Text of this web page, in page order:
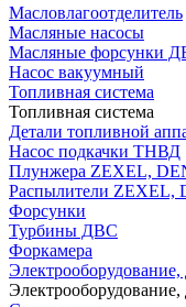
Масловлагоотделитель
Масляные насосы
Масляные форсунки
Насос вакуумный
Топливная система
Топливная система
Детали топливной
Насос подкачки ТНВД
Плунжера ZEXEL,
Распылители ZEXEL,
Форсунки
Турбины ДВС
Форкамера
Электрооборудование,
Электрооборудование,